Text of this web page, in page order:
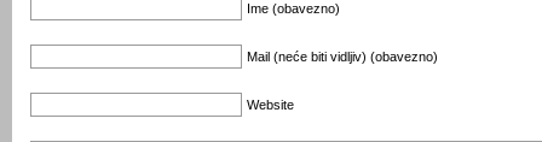
Ime (obavezno)
Mail (neće biti vidljiv) (obavezno)
Website